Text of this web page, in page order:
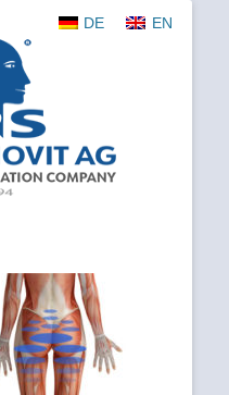
MAGNOVIT
DE EN